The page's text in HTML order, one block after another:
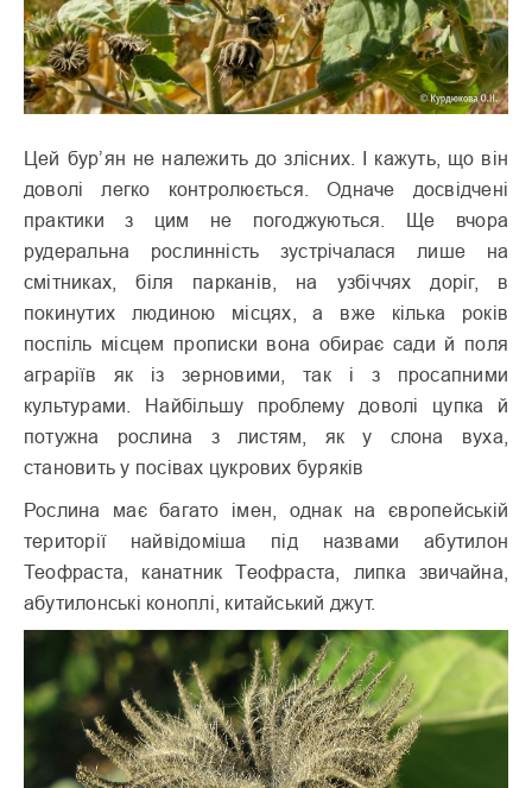
Цей бур’ян не належить до злісних. І кажуть, що він
доволі легко контролюється. Одначе досвідчені
практики з цим не погоджуються. Ще вчора
рудеральна рослинність зустрічалася лише на
смітниках, біля парканів, на узбіччях доріг, в
покинутих людиною місцях, а вже кілька років
поспіль місцем прописки вона обирає сади й поля
аграріїв як із зерновими, так і з просапними
культурами. Найбільшу проблему доволі цупка й
потужна рослина з листям, як у слона вуха,
становить у посівах цукрових буряків
Рослина має багато імен, однак на європейській
території найвідоміша під назвами абутилон
Теофраста, канатник Теофраста, липка звичайна,
абутилонські коноплі, китайський джут.